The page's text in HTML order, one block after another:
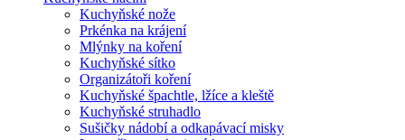
Kuchyňské nože
Prkénka na krájení
Mlýnky na koření
Kuchyňské sítko
Organizátoři koření
Kuchyňské špachtle, lžíce a kleště
Kuchyňské struhadlo
Sušičky nádobí a odkapávací misky